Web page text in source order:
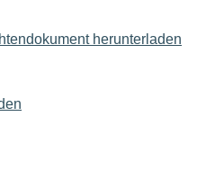
herunterladen